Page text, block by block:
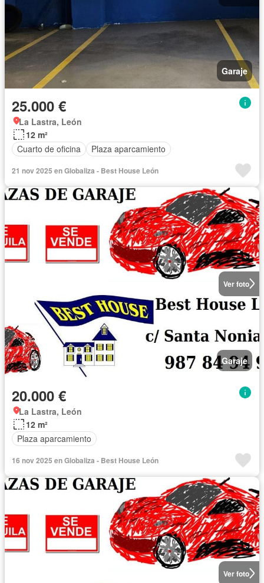
Garaje
25.000 €
La Lastra, León
12 m²
Cuarto de oficina
Plaza aparcamiento
21 nov 2025 en Globaliza - Best House León
Ver foto
Garaje
20.000 €
La Lastra, León
12 m²
Plaza aparcamiento
16 nov 2025 en Globaliza - Best House León
Ver foto